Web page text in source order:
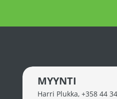
MYYNTI
Harri Plukka, +358 44